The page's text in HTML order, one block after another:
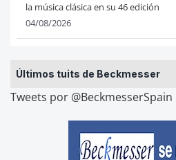
la música clásica en su 46 edición
04/08/2026
Últimos tuits de Beckmesser
Tweets por @BeckmesserSpain